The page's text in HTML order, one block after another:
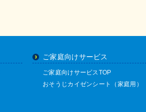
ご家庭向けサービス
ご家庭向けサービスTOP
おそうじカイゼンシート（家庭用）